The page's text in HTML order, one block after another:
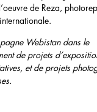
de Reza,
Webistan dans le
de projets
et de projets